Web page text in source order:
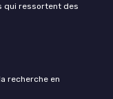
qui ressortent des
recherche en